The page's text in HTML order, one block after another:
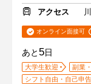
アクセス
オンライン面接可
あと 5日
大学生歓迎 副業
シフト自由・自己申告